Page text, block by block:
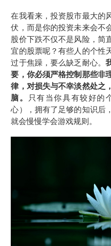
在我看来，投资股市最大的
伏，而是你的投资未来会不
股价下跌不仅不是风险，简
宜的股票呢？有些人的个性
过于焦躁，要么缺乏耐心。
要，你必须严格控制那些非
律，对损失与不幸淡然处之
脑。
只有当你具有较好的
心），拥有了足够的知识后
就会慢慢学会游戏规则。